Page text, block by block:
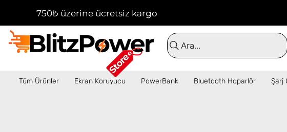
750₺ üzerine ücretsiz kargo!  ✦  16:00'a kadar verilen
Ara...
Tüm Ürünler Ekran Koruyucu PowerBank Bluetooth Hoparlör Şarj